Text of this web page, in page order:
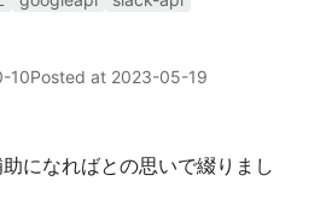
10Posted at 2023-05-19
になればとの思いで綴りまし